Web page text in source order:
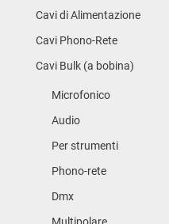
Cavi di Alimentazione
Cavi Phono-Rete
Cavi Bulk (a bobina)
Microfonico
Audio
Per strumenti
Phono-rete
Dmx